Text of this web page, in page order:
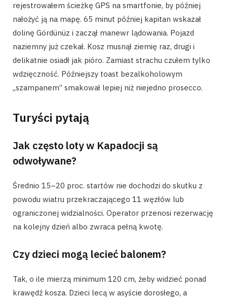
rejestrowałem ścieżkę GPS na smartfonie, by później
nałożyć ją na mapę. 65 minut później kapitan wskazał
dolinę Gördünüz i zaczął manewr lądowania. Pojazd
naziemny już czekał. Kosz musnął ziemię raz, drugi i
delikatnie osiadł jak pióro. Zamiast strachu czułem tylko
wdzięczność. Późniejszy toast bezalkoholowym
„szampanem” smakował lepiej niż niejedno prosecco.
Turyści pytają
Jak często loty w Kapadocji są
odwoływane?
Średnio 15–20 proc. startów nie dochodzi do skutku z
powodu wiatru przekraczającego 11 węzłów lub
ograniczonej widzialności. Operator przenosi rezerwację
na kolejny dzień albo zwraca pełną kwotę.
Czy dzieci mogą lecieć balonem?
Tak, o ile mierzą minimum 120 cm, żeby widzieć ponad
krawędź kosza. Dzieci lecą w asyście dorosłego, a